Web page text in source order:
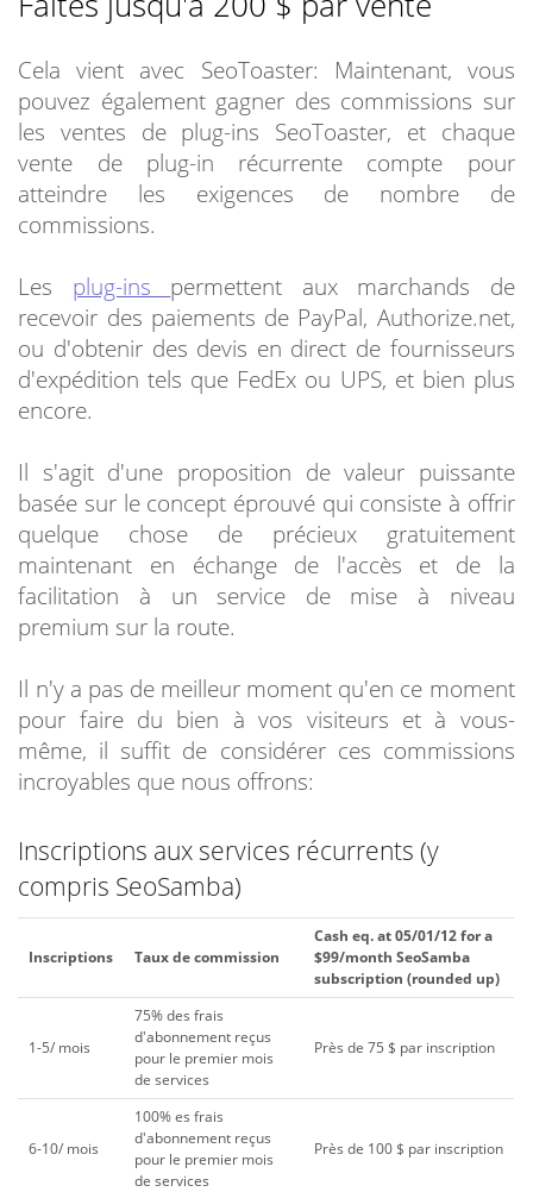
Cela vient avec SeoToaster: Maintenant, vous
pouvez également gagner des commissions sur
les ventes de plug-ins SeoToaster, et chaque
vente de plug-in récurrente compte pour
atteindre les exigences de nombre de
commissions.
Les plug-ins permettent aux marchands de
recevoir des paiements de PayPal, Authorize.net,
ou d'obtenir des devis en direct de fournisseurs
d'expédition tels que FedEx ou UPS, et bien plus
encore.
Il s'agit d'une proposition de valeur puissante
basée sur le concept éprouvé qui consiste à offrir
quelque chose de précieux gratuitement
maintenant en échange de l'accès et de la
facilitation à un service de mise à niveau
premium sur la route.
Il n'y a pas de meilleur moment qu'en ce moment
pour faire du bien à vos visiteurs et à vous-
même, il suffit de considérer ces commissions
incroyables que nous offrons:
Inscriptions aux services récurrents (y
compris SeoSamba)
Inscriptions Taux de commission
Cash eq. at 05/01/12 for a
$99/month SeoSamba
subscription (rounded up)
1-5/ mois
75% des frais
d'abonnement reçus
pour le premier mois
de services
Près de 75 $ par inscription
6-10/ mois
100% es frais
d'abonnement reçus
pour le premier mois
de services
Près de 100 $ par inscription